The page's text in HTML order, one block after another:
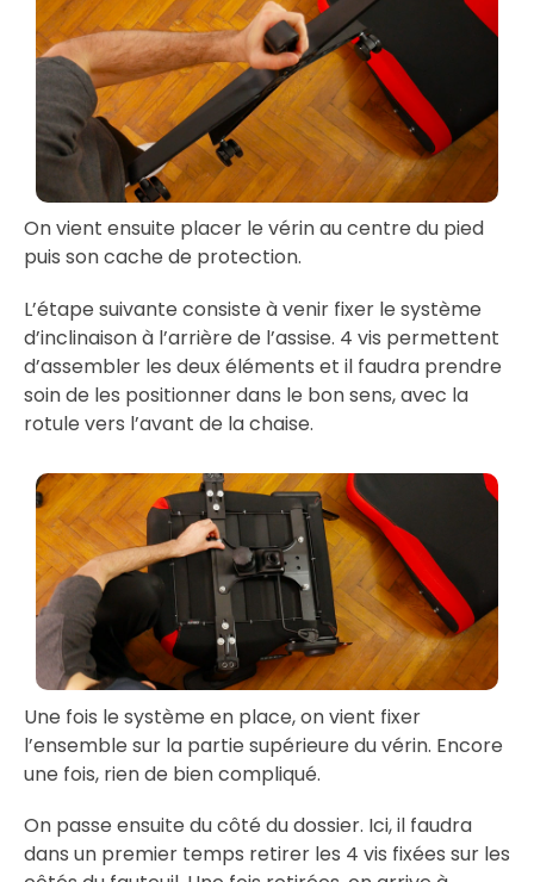
On vient ensuite placer le vérin au centre du pied
puis son cache de protection.
L’étape suivante consiste à venir fixer le système
d’inclinaison à l’arrière de l’assise. 4 vis permettent
d’assembler les deux éléments et il faudra prendre
soin de les positionner dans le bon sens, avec la
rotule vers l’avant de la chaise.
Une fois le système en place, on vient fixer
l’ensemble sur la partie supérieure du vérin. Encore
une fois, rien de bien compliqué.
On passe ensuite du côté du dossier. Ici, il faudra
dans un premier temps retirer les 4 vis fixées sur les